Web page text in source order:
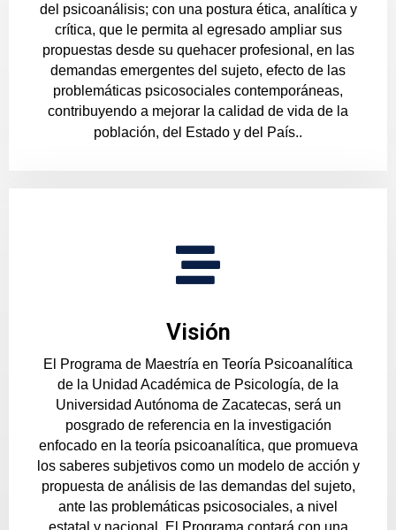
del psicoanálisis; con una postura ética, analítica y
crítica, que le permita al egresado ampliar sus
propuestas desde su quehacer profesional, en las
demandas emergentes del sujeto, efecto de las
problemáticas psicosociales contemporáneas,
contribuyendo a mejorar la calidad de vida de la
población, del Estado y del País..
Visión
El Programa de Maestría en Teoría Psicoanalítica
de la Unidad Académica de Psicología, de la
Universidad Autónoma de Zacatecas, será un
posgrado de referencia en la investigación
enfocado en la teoría psicoanalítica, que promueva
los saberes subjetivos como un modelo de acción y
propuesta de análisis de las demandas del sujeto,
ante las problemáticas psicosociales, a nivel
estatal y nacional. El Programa contará con una